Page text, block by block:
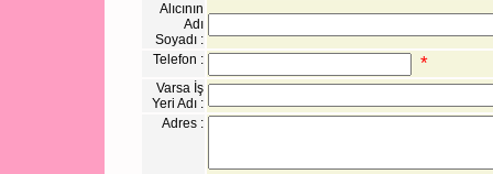
Alıcının
Adı
Soyadı :
Telefon :
*
Varsa İş
Yeri Adı :
Adres :